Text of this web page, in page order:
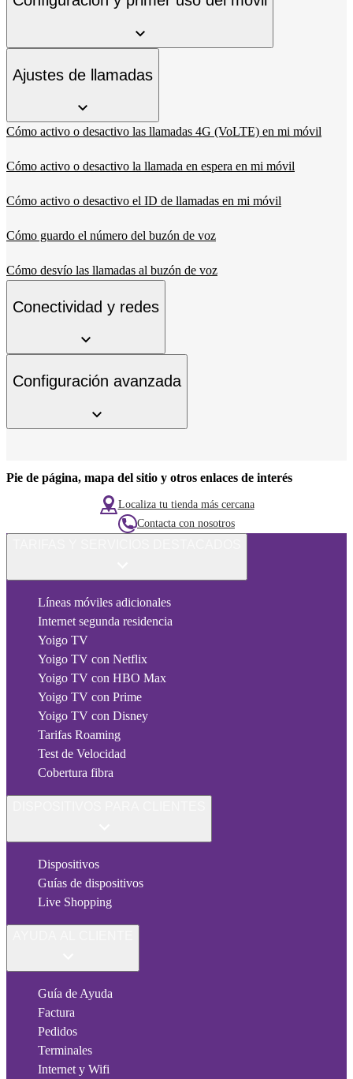
Ajustes de llamadas
Cómo activo o desactivo las llamadas 4G (VoLTE) en mi móvil
Cómo activo o desactivo la llamada en espera en mi móvil
Cómo activo o desactivo el ID de llamadas en mi móvil
Cómo guardo el número del buzón de voz
Cómo desvío las llamadas al buzón de voz
Conectividad y redes
Configuración avanzada
Pie de página, mapa del sitio y otros enlaces de interés
Localiza tu tienda más cercana
Contacta con nosotros
Líneas móviles adicionales
Internet segunda residencia
Yoigo TV
Yoigo TV con Netflix
Yoigo TV con HBO Max
Yoigo TV con Prime
Yoigo TV con Disney
Tarifas Roaming
Test de Velocidad
Cobertura fibra
Dispositivos
Guías de dispositivos
Live Shopping
Guía de Ayuda
Factura
Pedidos
Terminales
Internet y Wifi